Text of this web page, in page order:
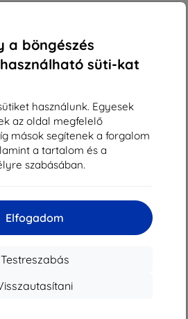
a böngészés
süti-kat
használunk. Egyesek
az oldal megfelelő
mások segítenek a forgalom
a tartalom és a
szabásában.
Elfogadom
Testreszabás